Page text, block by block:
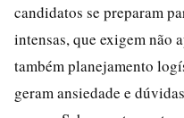
candidatos se preparam
intensas, que exigem não
também planejamento
geram ansiedade e